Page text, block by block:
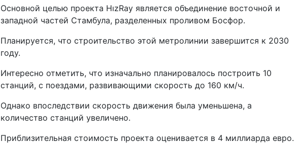
Основной целью проекта HızRay является объединение восточной и
западной частей Стамбула, разделенных проливом Босфор.
Планируется, что строительство этой метролинии завершится к 2030
году.
Интересно отметить, что изначально планировалось построить 10
станций, с поездами, развивающими скорость до 160 км/ч.
Однако впоследствии скорость движения была уменьшена, а
количество станций увеличено.
Приблизительная стоимость проекта оценивается в 4 миллиарда евро.